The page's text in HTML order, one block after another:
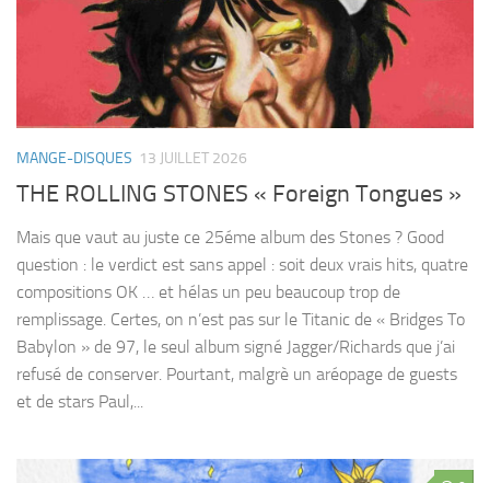
MANGE-DISQUES 13 JUILLET 2026
THE ROLLING STONES « Foreign Tongues »
Mais que vaut au juste ce 25éme album des Stones ? Good
question : le verdict est sans appel : soit deux vrais hits, quatre
compositions OK … et hélas un peu beaucoup trop de
remplissage. Certes, on n’est pas sur le Titanic de « Bridges To
Babylon » de 97, le seul album signé Jagger/Richards que j’ai
refusé de conserver. Pourtant, malgrè un aréopage de guests
et de stars Paul,...